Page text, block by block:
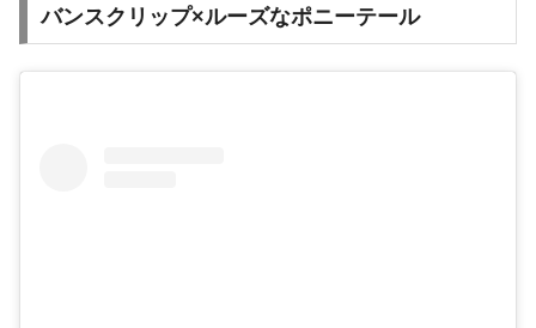
バンスクリップ×ルーズなポニーテール